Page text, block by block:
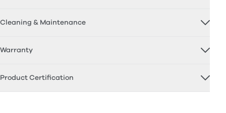
Cleaning & Maintenance
Warranty
Product Certification